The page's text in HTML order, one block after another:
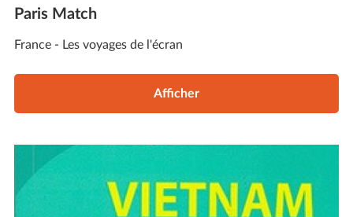
Paris Match
France - Les voyages de l'écran
Afficher